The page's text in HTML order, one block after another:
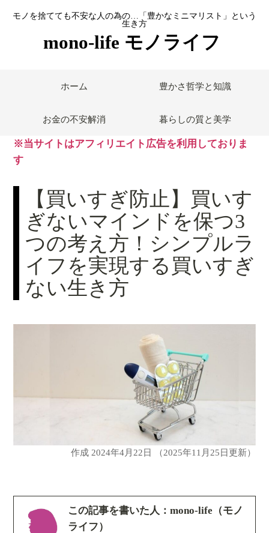
モノを捨てても不安な人の為の…「豊かなミニマリスト」という
生き方
mono-life モノライフ
ホーム 豊かさ哲学と知識
お金の不安解消 暮らしの質と美学
※当サイトはアフィリエイト広告を利用しておりま
す
【買いすぎ防止】買いす
ぎないマインドを保つ3
つの考え方！シンプルラ
イフを実現する買いすぎ
ない生き方
作成2024年4月22日 （2025年11月25日更新）
この記事を書いた人：mono-life（モノ
ライフ）